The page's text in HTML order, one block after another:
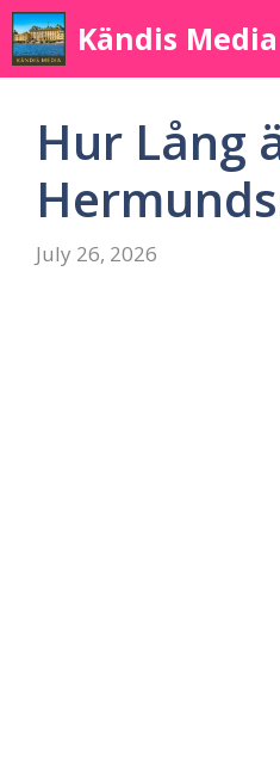
Skip
to
content
Kändis Media
Hur Lång
July 26, 2026